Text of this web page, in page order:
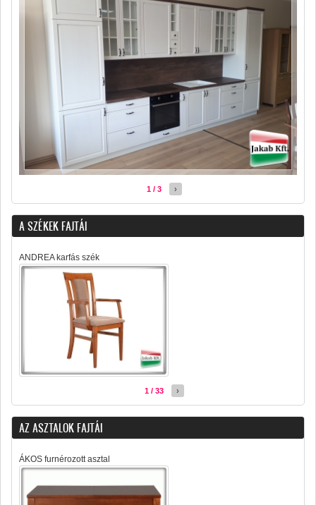
1 / 3 ›
A SZÉKEK FAJTÁI
ANDREA karfás szék
1 / 33 ›
AZ ASZTALOK FAJTÁI
ÁKOS furnérozott asztal